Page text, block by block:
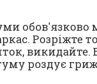
обов'язково
Розріжте
викидайте.
роздує